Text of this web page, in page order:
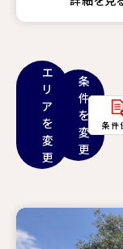
エ
リ
ア
を
変
更
条
件
を
変
更
条件